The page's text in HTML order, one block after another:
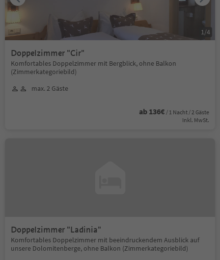
Doppelzimmer "Cir"
Komfortables Doppelzimmer mit Bergblick, ohne Balkon
(Zimmerkategoriebild)
max. 2 Gäste
ab 136€ / 1 Nacht / 2 Gäste
Inkl. MwSt.
1/4
Doppelzimmer "Ladinia"
Komfortables Doppelzimmer mit beeindruckendem Ausblick auf
unsere Dolomitenberge, ohne Balkon (Zimmerkategoriebild)